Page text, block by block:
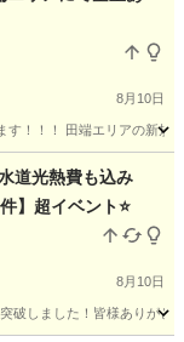
8月10日
！！！ 田端エリアの新
道光熱費も込み
】超イベント⭐️
8月10日
破しました！皆様ありが